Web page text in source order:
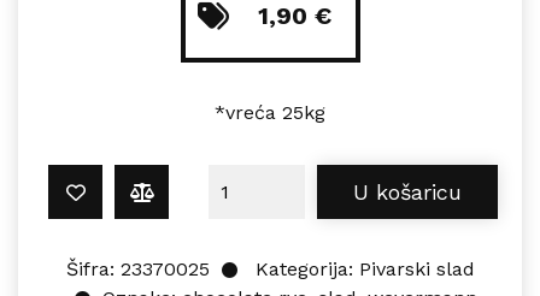
1,90 €
*vreća 25kg
Weyermann CHOCOLATE RYE 1 kg
U košaricu
Šifra: 23370025 Kategorija: Pivarski slad